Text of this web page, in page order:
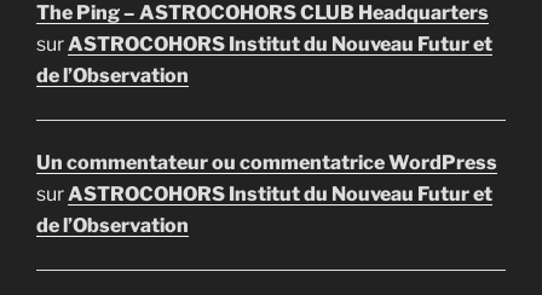
The Ping – ASTROCOHORS CLUB Headquarters
surASTROCOHORS Institut du Nouveau Futur et
de l’Observation
Un commentateur ou commentatrice WordPress
surASTROCOHORS Institut du Nouveau Futur et
de l’Observation